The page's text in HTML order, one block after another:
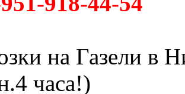
на Газели в
часа!)